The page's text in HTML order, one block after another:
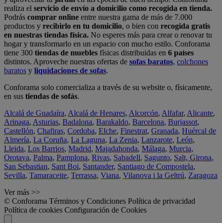
realiza el servicio de envío a domicilio como recogida en tienda.
Podrás comprar online entre nuestra gama de más de 7.000
productos y recibirlo en tu domicilio, o bien con recogida gratis
en nuestras tiendas física. No esperes más para crear o renovar tu
hogar y transformarlo en un espacio con mucho estilo. Conforama
tiene 300 tiendas de muebles físicas distribuidas en 6 países
distintos. Aproveche nuestras ofertas de sofas baratos, colchones
baratos y liquidaciones de sofas.
Conforama solo comercializa a través de su website o, físicamente,
en sus tiendas de sofás.
Alcalá de Guadaíra, Alcalá de Henares, Alcorcón, Alfafar, Alicante,
Arinaga, Asturias, Badalona, Barakaldo, Barcelona, Burjassot,
Castellón, Chafiras, Cordoba, Elche, Finestrat, Granada, Huércal de
Almería, La Coruña, La Laguna, La Zenia, Lanzarote, León,
Lleida, Los Barrios, Madrid, Majadahonda, Málaga, Murcia,
Orotava, Palma, Pamplona, Rivas, Sabadell, Sagunto, Salt, Girona,
San Sebastian, Sant Boi, Santander, Santiago de Compostela,
Sevilla, Tamaraceite, Terrassa, Viana, Vilanova i la Geltrú, Zaragoza
Ver más >>
© Conforama Términos y Condiciones Política de privacidad
Política de cookies Configuración de Cookies